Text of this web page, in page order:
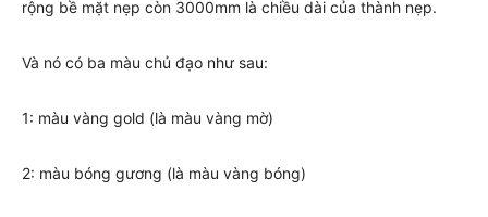
rộng bề mặt nẹp còn 3000mm là chiều dài của thành nẹp.
Và nó có ba màu chủ đạo như sau:
1: màu vàng gold (là màu vàng mờ)
2: màu bóng gương (là màu vàng bóng)